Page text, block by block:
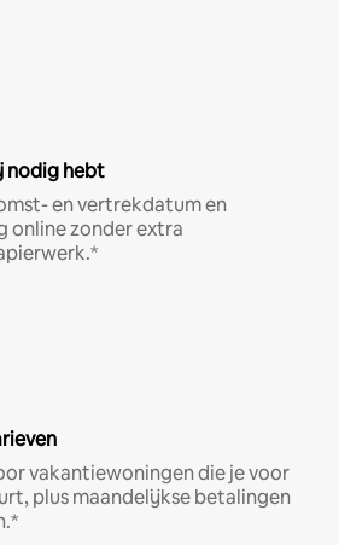
nodig hebt
en vertrekdatum en
online zonder extra
vakantiewoningen die je voor
plus maandelijkse betalingen